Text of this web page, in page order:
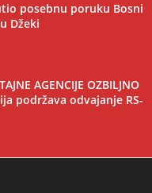
posebnu poruku Bosni
Džeki
AGENCIJE OZBILJNO
podržava odvajanje RS-